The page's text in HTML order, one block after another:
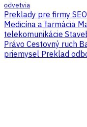
odvetvia
Preklady pre firmy
Medicína a farmácia
telekomunikácie
Právo Cestovný ruch
priemysel Preklad